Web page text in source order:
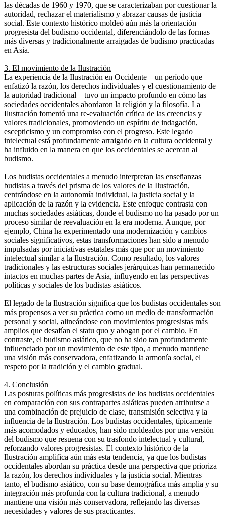
las décadas de 1960 y 1970, que se caracterizaban por cuestionar la
autoridad, rechazar el materialismo y abrazar causas de justicia
social. Este contexto histórico moldeó aún más la orientación
progresista del budismo occidental, diferenciándolo de las formas
más diversas y tradicionalmente arraigadas de budismo practicadas
en Asia.
3. El movimiento de la Ilustración
La experiencia de la Ilustración en Occidente—un período que
enfatizó la razón, los derechos individuales y el cuestionamiento de
la autoridad tradicional—tuvo un impacto profundo en cómo las
sociedades occidentales abordaron la religión y la filosofía. La
Ilustración fomentó una re-evaluación crítica de las creencias y
valores tradicionales, promoviendo un espíritu de indagación,
escepticismo y un compromiso con el progreso. Este legado
intelectual está profundamente arraigado en la cultura occidental y
ha influido en la manera en que los occidentales se acercan al
budismo.
Los budistas occidentales a menudo interpretan las enseñanzas
budistas a través del prisma de los valores de la Ilustración,
centrándose en la autonomía individual, la justicia social y la
aplicación de la razón y la evidencia. Este enfoque contrasta con
muchas sociedades asiáticas, donde el budismo no ha pasado por un
proceso similar de reevaluación en la era moderna. Aunque, por
ejemplo, China ha experimentado una modernización y cambios
sociales significativos, estas transformaciones han sido a menudo
impulsadas por iniciativas estatales más que por un movimiento
intelectual similar a la Ilustración. Como resultado, los valores
tradicionales y las estructuras sociales jerárquicas han permanecido
intactos en muchas partes de Asia, influyendo en las perspectivas
políticas y sociales de los budistas asiáticos.
El legado de la Ilustración significa que los budistas occidentales son
más propensos a ver su práctica como un medio de transformación
personal y social, alineándose con movimientos progresistas más
amplios que desafían el statu quo y abogan por el cambio. En
contraste, el budismo asiático, que no ha sido tan profundamente
influenciado por un movimiento de este tipo, a menudo mantiene
una visión más conservadora, enfatizando la armonía social, el
respeto por la tradición y el cambio gradual.
4. Conclusión
Las posturas políticas más progresistas de los budistas occidentales
en comparación con sus contrapartes asiáticas pueden atribuirse a
una combinación de prejuicio de clase, transmisión selectiva y la
influencia de la Ilustración. Los budistas occidentales, típicamente
más acomodados y educados, han sido moldeados por una versión
del budismo que resuena con su trasfondo intelectual y cultural,
reforzando valores progresistas. El contexto histórico de la
Ilustración amplifica aún más esta tendencia, ya que los budistas
occidentales abordan su práctica desde una perspectiva que prioriza
la razón, los derechos individuales y la justicia social. Mientras
tanto, el budismo asiático, con su base demográfica más amplia y su
integración más profunda con la cultura tradicional, a menudo
mantiene una visión más conservadora, reflejando las diversas
necesidades y valores de sus practicantes.